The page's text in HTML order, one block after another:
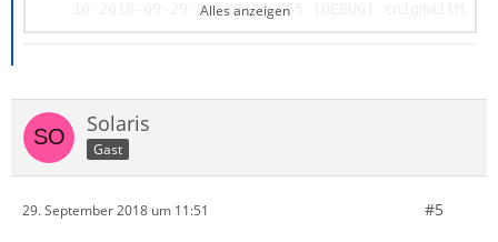
Alles anzeigen
Solaris
Gast
29. September 2018 um 11:51 #5